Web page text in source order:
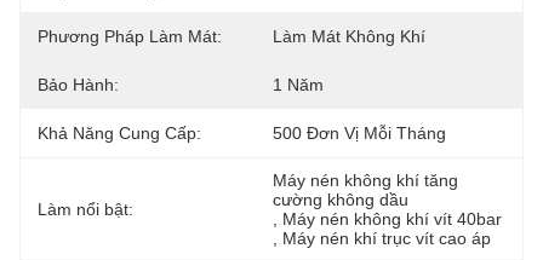
Phương Pháp Làm Mát: Làm Mát Không Khí
Bảo Hành: 1 Năm
Khả Năng Cung Cấp: 500 Đơn Vị Mỗi Tháng
Làm nổi bật:
Máy nén không khí tăng
cường không dầu
Máy nén không khí vít 40bar
Máy nén khí trục vít cao áp